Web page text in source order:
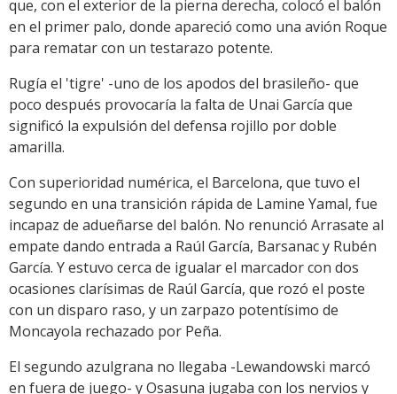
que, con el exterior de la pierna derecha, colocó el balón
en el primer palo, donde apareció como una avión Roque
para rematar con un testarazo potente.
Rugía el 'tigre' -uno de los apodos del brasileño- que
poco después provocaría la falta de Unai García que
significó la expulsión del defensa rojillo por doble
amarilla.
Con superioridad numérica, el Barcelona, que tuvo el
segundo en una transición rápida de Lamine Yamal, fue
incapaz de adueñarse del balón. No renunció Arrasate al
empate dando entrada a Raúl García, Barsanac y Rubén
García. Y estuvo cerca de igualar el marcador con dos
ocasiones clarísimas de Raúl García, que rozó el poste
con un disparo raso, y un zarpazo potentísimo de
Moncayola rechazado por Peña.
El segundo azulgrana no llegaba -Lewandowski marcó
en fuera de juego- y Osasuna jugaba con los nervios y